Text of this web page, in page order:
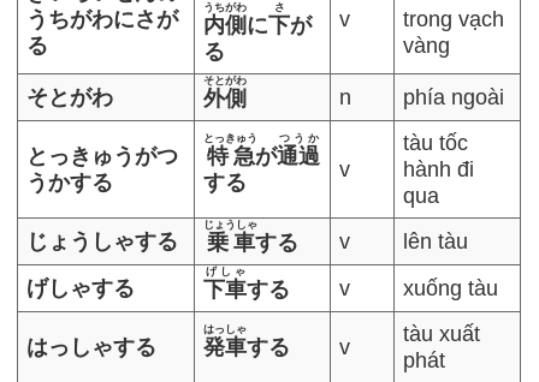
うちがわにさが
る
内側
うちがわ
に下
さ
が
る
v
trong vạch
vàng
そとがわ 外側
そとがわ
n phía ngoài
とっきゅうがつ
うかする
特急
とっきゅう
が通過
つうか
する
v
tàu tốc
hành đi
qua
じょうしゃする
乗車
じょうしゃ
する v
lên tàu
げしゃする
下車
げしゃ
する v xuống tàu
はっしゃする 発車
はっしゃ
する v
tàu xuất
phát